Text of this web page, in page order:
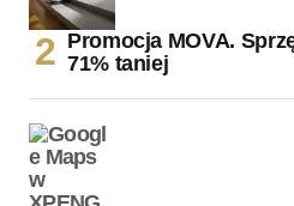
Promocja MOVA.
71% taniej